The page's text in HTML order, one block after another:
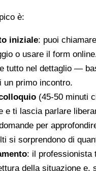
è:
iniziale: puoi
o usare il form
tutto nel dettaglio —
un primo incontro.
(45-50 minuti
e ti lascia parlare
per
si sorprendono di
: il professionista
della situazione e,